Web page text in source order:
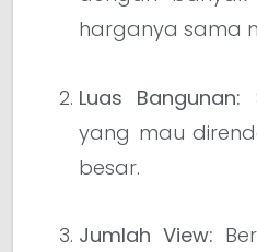
harganya sama
Luas Bangunan:
yang mau
besar.
Jumlah View: